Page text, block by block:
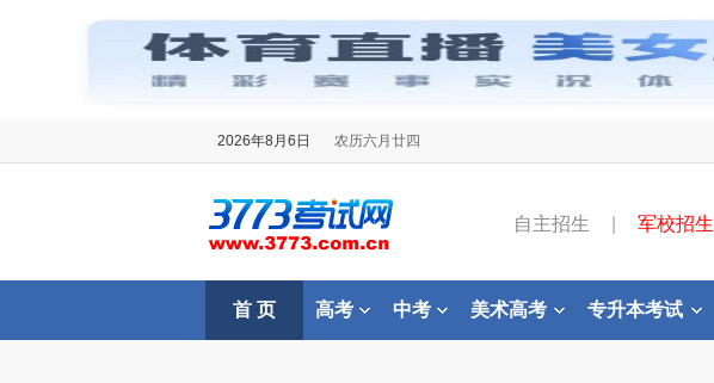
2026年8月6日 农历六月廿四
自主招生 军校招生
首 页 高考 中考 美术高考 专升本考试